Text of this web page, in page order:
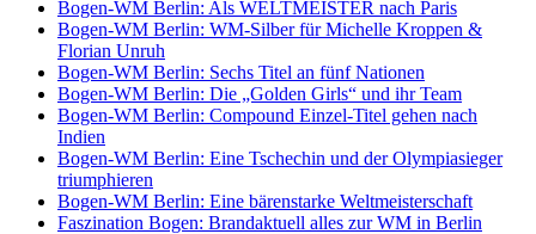
Bogen-WM Berlin: Als WELTMEISTER nach Paris
Bogen-WM Berlin: WM-Silber für Michelle Kroppen &
Florian Unruh
Bogen-WM Berlin: Sechs Titel an fünf Nationen
Bogen-WM Berlin: Die „Golden Girls“ und ihr Team
Bogen-WM Berlin: Compound Einzel-Titel gehen nach
Indien
Bogen-WM Berlin: Eine Tschechin und der Olympiasieger
triumphieren
Bogen-WM Berlin: Eine bärenstarke Weltmeisterschaft
Faszination Bogen: Brandaktuell alles zur WM in Berlin